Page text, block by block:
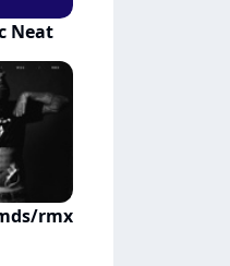
Neat
rmx